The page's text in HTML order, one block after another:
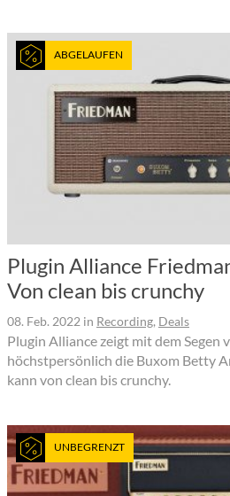
ABGELAUFEN
Plugin Alliance
Von clean bis crunchy
08. Feb. 2022 in Recording, Deals
Plugin Alliance zeigt mit dem Segen
höchstpersönlich die Buxom Betty
kann von clean bis crunchy.
UNBEGRENZT